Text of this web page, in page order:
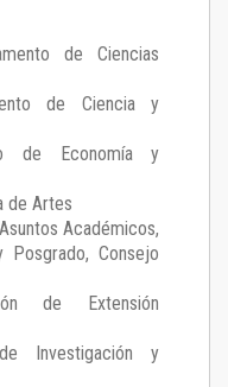
de Ciencias
de Ciencia y
de Economía y
de Artes
Académicos,
Posgrado, Consejo
de Extensión
Investigación y